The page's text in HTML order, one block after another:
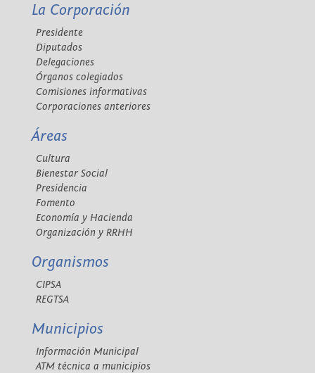
La Corporación
Presidente
Diputados
Delegaciones
Órganos colegiados
Comisiones informativas
Corporaciones anteriores
Áreas
Cultura
Bienestar Social
Presidencia
Fomento
Economía y Hacienda
Organización y RRHH
Organismos
CIPSA
REGTSA
Municipios
Información Municipal
ATM técnica a municipios